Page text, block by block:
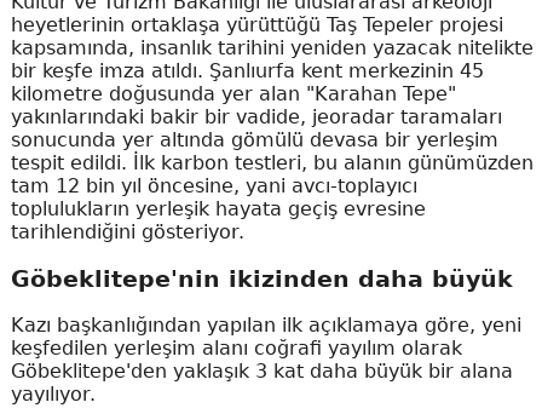
heyetlerinin ortaklaşa yürüttüğü Taş Tepeler projesi
kapsamında, insanlık tarihini yeniden yazacak nitelikte
bir keşfe imza atıldı. Şanlıurfa kent merkezinin 45
kilometre doğusunda yer alan "Karahan Tepe"
yakınlarındaki bakir bir vadide, jeoradar taramaları
sonucunda yer altında gömülü devasa bir yerleşim
tespit edildi. İlk karbon testleri, bu alanın günümüzden
tam 12 bin yıl öncesine, yani avcı-toplayıcı
toplulukların yerleşik hayata geçiş evresine
tarihlendiğini gösteriyor.
Göbeklitepe'nin ikizinden daha büyük
Kazı başkanlığından yapılan ilk açıklamaya göre, yeni
keşfedilen yerleşim alanı coğrafi yayılım olarak
Göbeklitepe'den yaklaşık 3 kat daha büyük bir alana
yayılıyor.